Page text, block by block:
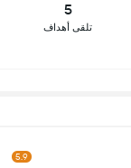
5
تلقى أهداف
5.9